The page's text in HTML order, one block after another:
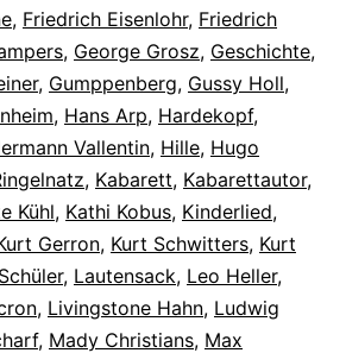
, Friedrich Eisenlohr, Friedrich
, George Grosz, Geschichte,
, Gumppenberg, Gussy Holl,
, Hans Arp, Hardekopf,
Vallentin, Hille, Hugo
, Kabarett, Kabarettautor,
Kühl, Kathi Kobus, Kinderlied,
Gerron, Kurt Schwitters, Kurt
, Lautensack, Leo Heller,
, Livingstone Hahn, Ludwig
, Mady Christians, Max